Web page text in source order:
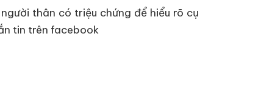
thân có triệu chứng để hiểu rõ cụ
tin trên facebook